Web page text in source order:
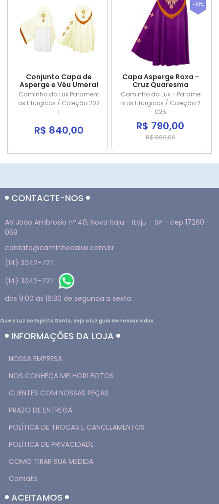
Conjunto Capa de
Asperge e Véu Umeral
030
Caminho da Lux Parament
os Litúrgicos / Coleção 202
1
R$ 840,00
-10%
Capa Asperge Roxa -
Cruz Quaresma
Caminho da Lux - Parame
ntos Litúrgicos / Coleção 2
025
R$ 790,00
R$ 880,00
CONTACTE-NOS
AV João Ambrosio nº 40, Nova Itaju - Itaju - SP - cep 17260-
058
contato@caminhodalux.com.br
(14) 3042-7211
(14) 3042-7211
das 9:00 às 16:30 de segunda a sexta
Que a Luz do Espirito Santo, seja a luz guia de nossas vidas.
INFORMAÇÕES DA LOJA
NOSSA EMPRESA
NOS CONHEÇA MELHOR! FOTOS
CLIENTES COM NOSSAS PEÇAS
PRAZO DE ENTREGA
POLÍTICA DE TROCAS E CANCELAMENTOS
POLÍTICA DE PRIVACIDADE
COMO TIRAR SUA MEDIDA
Contato
ACEITAMOS